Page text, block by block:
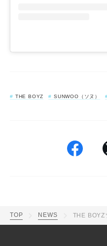
THE BOYZ SUNWOO（ソヌ）
TOP NEWS